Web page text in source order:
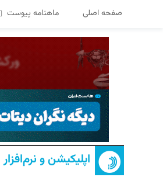
صفحه اصلی ماهنامه پیوست
اپلیکیشن و نرم‌افزار